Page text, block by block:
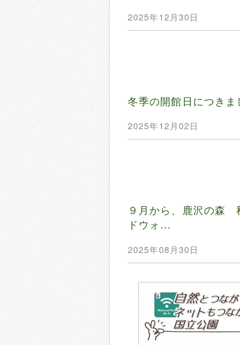
2025年12月30日
冬季の開館日につきま
2025年12月02日
９月から、鹿沢の森
ドウォ…
2025年08月30日